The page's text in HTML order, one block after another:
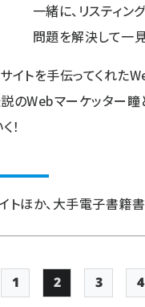
一緒に、リスティ
問題を解決して一
イトを手伝ってくれた
のWebマーケッター瞳
！
トほか、大手電子書籍
Page
1
Page
2
Page
3
4